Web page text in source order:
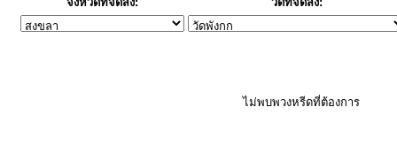
ไม่พบพวงหรีดที่ต้องการ